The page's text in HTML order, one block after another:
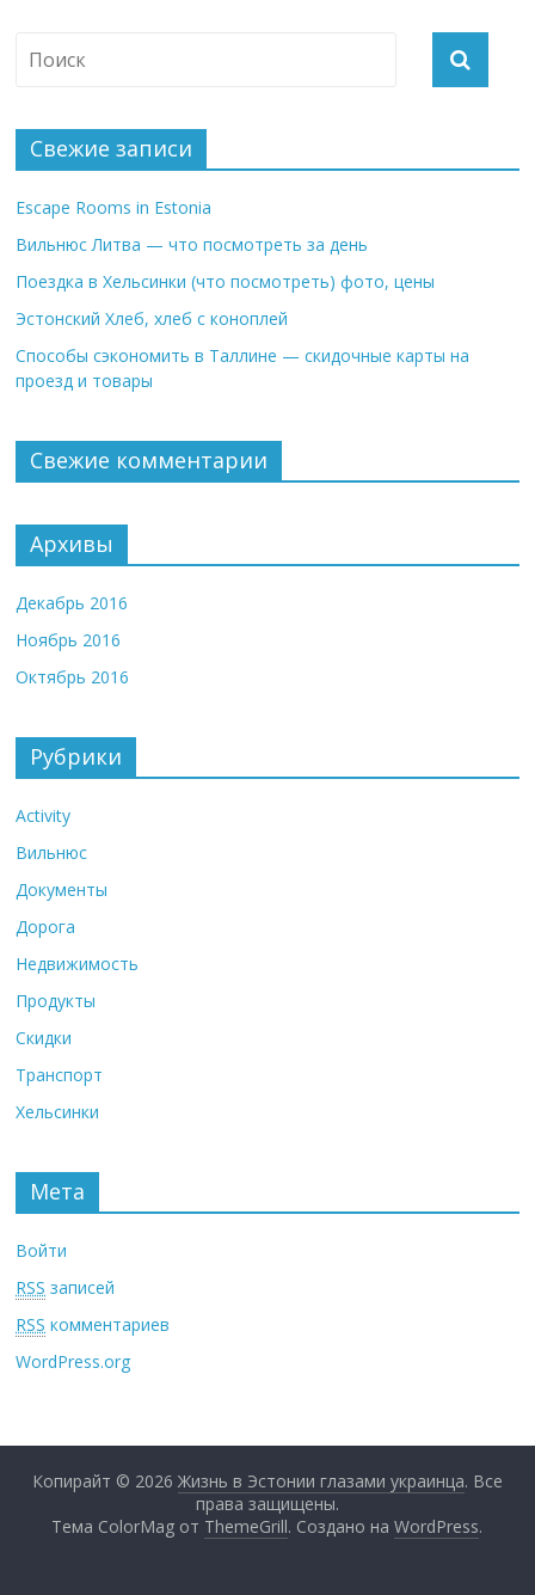
Свежие записи
Escape Rooms in Estonia
Вильнюс Литва — что посмотреть за день
Поездка в Хельсинки (что посмотреть) фото, цены
Эстонский Хлеб, хлеб с коноплей
Способы сэкономить в Таллине — скидочные карты на
проезд и товары
Свежие комментарии
Архивы
Декабрь 2016
Ноябрь 2016
Октябрь 2016
Рубрики
Activity
Вильнюс
Документы
Дорога
Недвижимость
Продукты
Скидки
Транспорт
Хельсинки
Мета
Войти
RSS записей
RSS комментариев
WordPress.org
Копирайт © 2026 Жизнь в Эстонии глазами украинца. Все
права защищены.
Тема ColorMag от ThemeGrill. Создано наWordPress.